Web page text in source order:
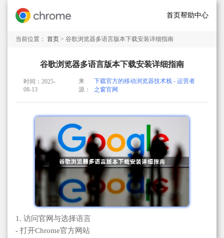
首页帮助中心
当前位置： 首页 > 谷歌浏览器多语言版本下载安装详细指南
谷歌浏览器多语言版本下载安装详细指南
时间：2025-
08-13
来
源：
下载官方的移动浏览器技术栈 - 运营者
之窗官网
1. 访问官网与选择语言
- 打开Chrome官方网站